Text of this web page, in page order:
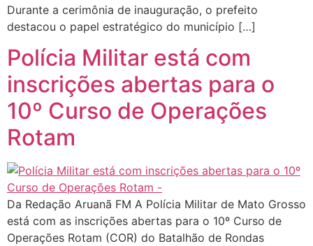
Durante a cerimônia de inauguração, o prefeito
destacou o papel estratégico do município […]
Polícia Militar está com
inscrições abertas para o
10º Curso de Operações
Rotam
Da Redação Aruanã FM A Polícia Militar de Mato Grosso
está com as inscrições abertas para o 10º Curso de
Operações Rotam (COR) do Batalhão de Rondas